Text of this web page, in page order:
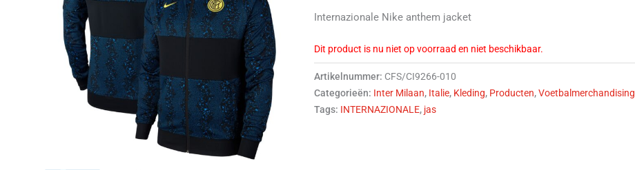
Internazionale Nike anthem jacket
Dit product is nu niet op voorraad en niet beschikbaar.
Artikelnummer: CFS/CI9266-010
Categorieën: Inter Milaan, Italie, Kleding, Producten,Voetbalmerchandising
Tags: INTERNAZIONALE, jas